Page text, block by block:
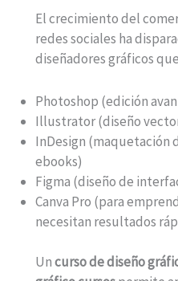
El crecimiento del
redes sociales ha
diseñadores gráficos
Photoshop (edición
Illustrator (diseño
InDesign (maquetación
ebooks)
Figma (diseño de
Canva Pro (para
necesitan resultados
Uncurso de diseño